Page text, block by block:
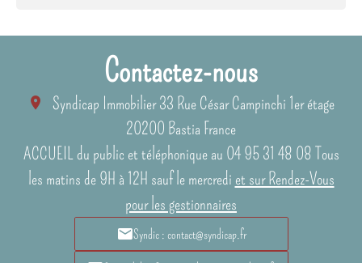
Contactez-nous
Syndicap Immobilier33 Rue César Campinchi 1er étage
20200 Bastia France
ACCUEIL du public et téléphonique au 04 95 31 48 08 Tous
les matins de 9H à 12H sauf le mercredi et sur Rendez-Vous
pour les gestionnaires
Syndic : contact@syndicap.fr